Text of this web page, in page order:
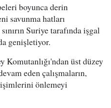
boyunca derin
savunma hatları
Suriye tarafında işgal
genişletiyor.
Komutanlığı'ndan üst düzey
eden çalışmaların,
önlemeyi